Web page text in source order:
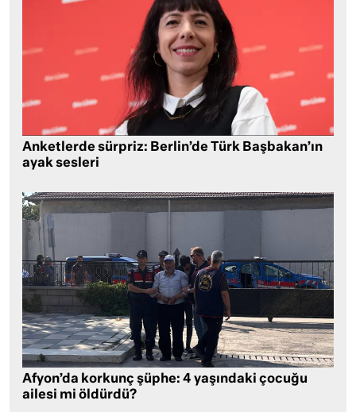
Anketlerde sürpriz: Berlin’de Türk Başbakan’ın
ayak sesleri
Afyon’da korkunç şüphe: 4 yaşındaki çocuğu
ailesi mi öldürdü?